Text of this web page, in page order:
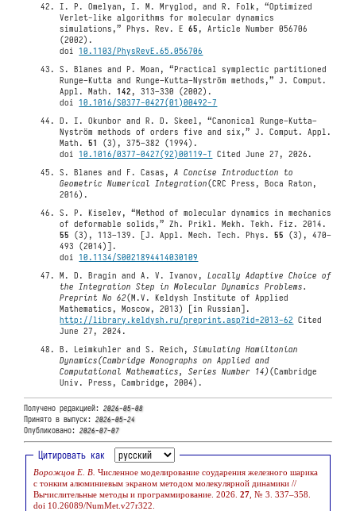
I. P. Omelyan, I. M. Mryglod, and R. Folk, “Optimized
Verlet-like algorithms for molecular dynamics
simulations,” Phys. Rev. E65 , Article Number 056706
(2002).
doi10.1103/PhysRevE.65.056706
S. Blanes and P. Moan, “Practical symplectic partitioned
Runge–Kutta and Runge–Kutta–Nyström methods,” J. Comput.
Appl. Math.142 , 313–330 (2002).
doi10.1016/S0377-0427(01)00492-7
D. I. Okunbor and R. D. Skeel, “Canonical Runge–Kutta–
Nyström methods of orders five and six,” J. Comput. Appl.
Math.51
(3), 375–382 (1994).
doi10.1016/0377-0427(92)00119-T Cited June 27, 2026.
S. Blanes and F. Casas,A Concise Introduction to
Geometric Numerical Integration(CRC Press, Boca Raton,
2016).
S. P. Kiselev, “Method of molecular dynamics in mechanics
of deformable solids,” Zh. Prikl. Mekh. Tekh. Fiz. 2014.
55 (3), 113–139. [J. Appl. Mech. Tech. Phys.55 (3), 470–
493 (2014)].
doi10.1134/S0021894414030109
M. D. Bragin and A. V. Ivanov,Locally Adaptive Choice of
the Integration Step in Molecular Dynamics Problems.
Preprint No 62(M.V. Keldysh Institute of Applied
Mathematics, Moscow, 2013) [in Russian].
http://library.keldysh.ru/preprint.asp?id=2013-62 Cited
June 27, 2024.
B. Leimkuhler and S. Reich,Simulating Hamiltonian
Dynamics(Cambridge Monographs on Applied and
Computational Mathematics, Series Number 14) (Cambridge
Univ. Press, Cambridge, 2004).
Получено редакцией:2026-05-08
Принято в выпуск:2026-05-24
Опубликовано:2026-07-07
Цитировать как
Ворожцов Е. В.Численное моделирование соударения железного шарика
с тонким алюминиевым экраном методом молекулярной динамики //
Вычислительные методы и программирование. 2026.27 , № 3. 337–358.
doi 10.26089/NumMet.v27r322.